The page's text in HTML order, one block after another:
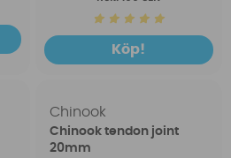
Köp!
Chinook
Chinook tendon joint
20mm